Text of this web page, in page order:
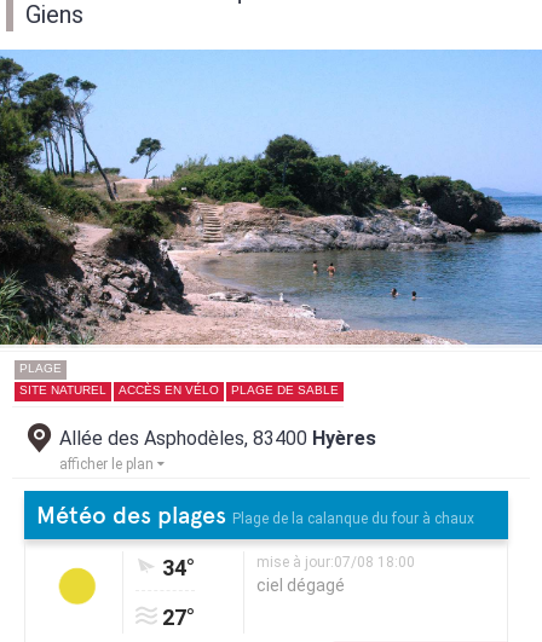
Giens
PLAGE
SITE NATUREL
ACCÈS EN VÉLO PLAGE DE SABLE
Allée des Asphodèles, 83400 Hyères
afficher le plan
Météo des plages Plage de la calanque du four à chaux
34°
27°
mise à jour:07/08 18:00
ciel dégagé